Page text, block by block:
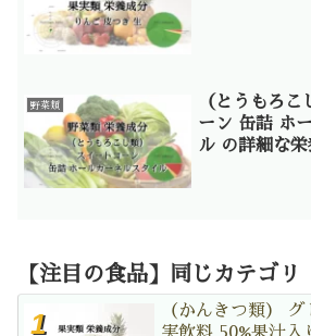
野菜類
（とうもろ
ーン 缶詰 ホ
ル の詳細な
【注目の食品】同じカテゴリ
（かんきつ類）
実飲料 50%果汁入